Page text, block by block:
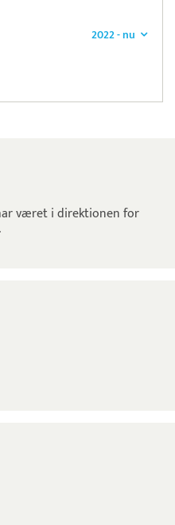
2022 - nu
været i direktionen for